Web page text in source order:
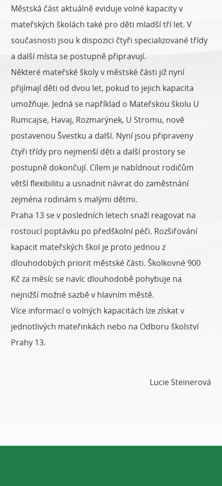
Městská část aktuálně eviduje volné kapacity v
mateřských školách také pro děti mladší tří let. V
současnosti jsou k dispozici čtyři specializované třídy
a další místa se postupně připravují.
Některé mateřské školy v městské části již nyní
přijímají děti od dvou let, pokud to jejich kapacita
umožňuje. Jedná se například o Mateřskou školu U
Rumcajse, Havaj, Rozmarýnek, U Stromu, nově
postavenou Švestku a další. Nyní jsou připraveny
čtyři třídy pro nejmenší děti a další prostory se
postupně dokončují. Cílem je nabídnout rodičům
větší flexibilitu a usnadnit návrat do zaměstnání
zejména rodinám s malými dětmi.
Praha 13 se v posledních letech snaží reagovat na
rostoucí poptávku po předškolní péči. Rozšiřování
kapacit mateřských škol je proto jednou z
dlouhodobých priorit městské části. Školkovné 900
Kč za měsíc se navíc dlouhodobě pohybuje na
nejnižší možné sazbě v hlavním městě.
Více informací o volných kapacitách lze získat v
jednotlivých mateřinkách nebo na Odboru školství
Prahy 13.
Lucie Steinerová